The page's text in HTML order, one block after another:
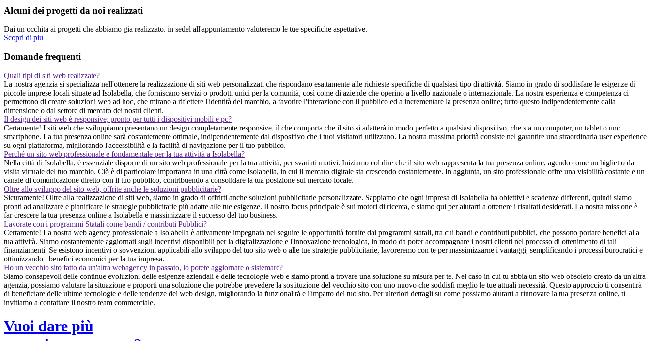
Alcuni dei progetti da noi realizzati
Dai un occhita ai progetti che abbiamo gia realizzato, in sedel all'appuntamento valuteremo le tue specifiche aspettative.
Scopri di piu
Domande frequenti
Quali tipi di siti web realizzate?
La nostra agenzia si specializza nell'ottenere la realizzazione di siti web personalizzati che rispondano esattamente alle richieste specifiche di qualsiasi tipo di attività. Siamo in grado di soddisfare le esigenze di
piccole imprese locali situate ad Isolabella, che forniscano servizi o prodotti unici per la comunità, così come di aziende che operino a livello nazionale o internazionale. La nostra esperienza e competenza ci
permettono di creare soluzioni web ad hoc, che mirano a riflettere l'identità del marchio, a favorire l'interazione con il pubblico ed a incrementare la presenza online; tutto questo indipendentemente dalla
dimensione o dal settore di mercato dei nostri clienti.
Il design dei siti web è responsive, pronto per tutti i dispositivi mobili e pc?
Certamente! I siti web che sviluppiamo presentano un design completamente responsive, il che comporta che il sito si adatterà in modo perfetto a qualsiasi dispositivo, che sia un computer, un tablet o uno
smartphone. La tua presenza online sarà costantemente ottimale, indipendentemente dal dispositivo che i tuoi visitatori utilizzano. La nostra massima priorità consiste nel garantire una straordinaria user experience
su ogni piattaforma, migliorando l'accessibilità e la facilità di navigazione per il tuo pubblico.
Perché un sito web professionale è fondamentale per la tua attività a Isolabella?
Nella città di Isolabella, è essenziale disporre di un sito web professionale per la tua attività, per svariati motivi. Iniziamo col dire che il sito web rappresenta la tua presenza online, agendo come un biglietto da
visita virtuale del tuo marchio. Ciò è di particolare importanza in una città come Isolabella, in cui il mercato digitale sta crescendo costantemente. In aggiunta, un sito professionale offre una visibilità costante e un
canale di comunicazione diretto con il tuo pubblico, contribuendo a consolidare la tua posizione sul mercato locale.
Oltre allo sviluppo del sito web, offrite anche le soluzioni pubblicitarie?
Sicuramente! Oltre alla realizzazione di siti web, siamo in grado di offrirti anche soluzioni pubblicitarie personalizzate. Sappiamo che ogni impresa di Isolabella ha obiettivi e scadenze differenti, quindi siamo
pronti ad analizzare e pianificare le strategie pubblicitarie più adatte alle tue esigenze. Il nostro focus principale è sui motori di ricerca, e siamo qui per aiutarti a ottenere i risultati desiderati. La nostra missione è
far crescere la tua presenza online a Isolabella e massimizzare il successo del tuo business.
Lavorate con i programmi Statali come bandi / contributi Pubblici?
Certamente! La nostra web agency professionale a Isolabella è attivamente impegnata nel seguire le opportunità fornite dai programmi statali, tra cui bandi e contributi pubblici, che possono portare benefici alla
tua attività. Siamo costantemente aggiornati sugli incentivi disponibili per la digitalizzazione e l'innovazione tecnologica, in modo da poter accompagnare i nostri clienti nel processo di ottenimento di tali
finanziamenti. Se esistono incentivi o sovvenzioni applicabili allo sviluppo del tuo sito web o alle tue strategie pubblicitarie, lavoreremo con te per massimizzarne i vantaggi, semplificando i processi burocratici e
ottimizzando i benefici economici per la tua impresa.
Ho un vecchio sito fatto da un'altra webagency in passato, lo potete aggiornare o sistemare?
Siamo consapevoli delle continue evoluzioni delle esigenze aziendali e delle tecnologie web e siamo pronti a trovare una soluzione su misura per te. Nel caso in cui tu abbia un sito web obsoleto creato da un'altra
agenzia, possiamo valutare la situazione e proporti una soluzione che potrebbe prevedere la sostituzione del vecchio sito con uno nuovo che soddisfi meglio le tue attuali necessità. Questo approccio ti consentirà
di beneficiare delle ultime tecnologie e delle tendenze del web design, migliorando la funzionalità e l'impatto del tuo sito. Per ulteriori dettagli su come possiamo aiutarti a rinnovare la tua presenza online, ti
invitiamo a contattare il nostro team commerciale.
Vuoi dare più